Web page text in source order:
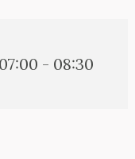
- 08:30